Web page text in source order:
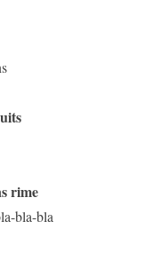
rime
bla-bla